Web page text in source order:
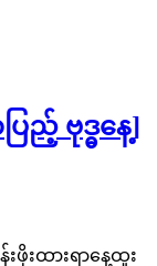
ည့် ဗုဒ္ဓနေ့]
ဖိုးထားရာနေ့ထူး